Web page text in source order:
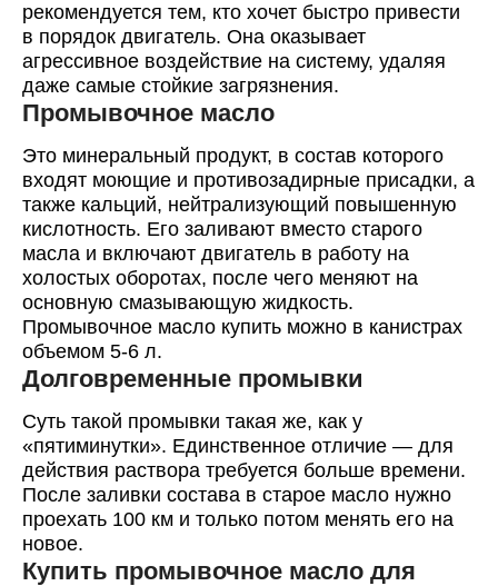
рекомендуется тем, кто хочет быстро привести
в порядок двигатель. Она оказывает
агрессивное воздействие на систему, удаляя
даже самые стойкие загрязнения.
Промывочное масло
Это минеральный продукт, в состав которого
входят моющие и противозадирные присадки, а
также кальций, нейтрализующий повышенную
кислотность. Его заливают вместо старого
масла и включают двигатель в работу на
холостых оборотах, после чего меняют на
основную смазывающую жидкость.
Промывочное масло купить можно в канистрах
объемом 5-6 л.
Долговременные промывки
Суть такой промывки такая же, как у
«пятиминутки». Единственное отличие — для
действия раствора требуется больше времени.
После заливки состава в старое масло нужно
проехать 100 км и только потом менять его на
новое.
Купить промывочное масло для